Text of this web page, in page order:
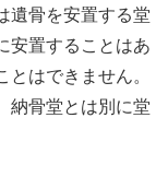
遺骨を安置する堂
安置することはあ
はできません。
納骨堂とは別に堂